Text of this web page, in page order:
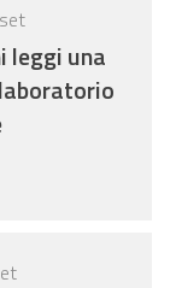
leggi una